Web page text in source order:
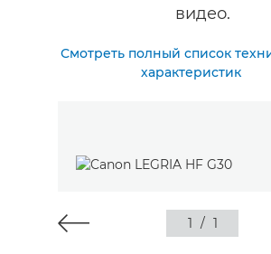
видео.
Смотреть полный список
характеристик
1 / 1